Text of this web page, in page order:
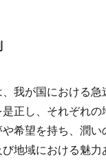
、我が国における
正し、それぞれ
希望を持ち、潤
地域における魅